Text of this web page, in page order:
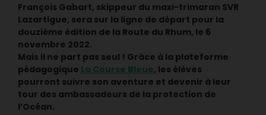
François Gabart, skippeur du maxi-trimaran SVR
Lazartigue, sera sur la ligne de départ pour la
douzième édition de la Route du Rhum, le 6
novembre 2022.
Mais il ne part pas seul ! Grâce à la plateforme
pédagogiqueLa Course Bleue, les élèves
pourront suivre son aventure et devenir à leur
tour des ambassadeurs de la protection de
l’Océan.